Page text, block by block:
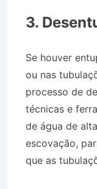
3.
Se houver
ou nas
processo de
técnicas e
de água de
escovação,
que as